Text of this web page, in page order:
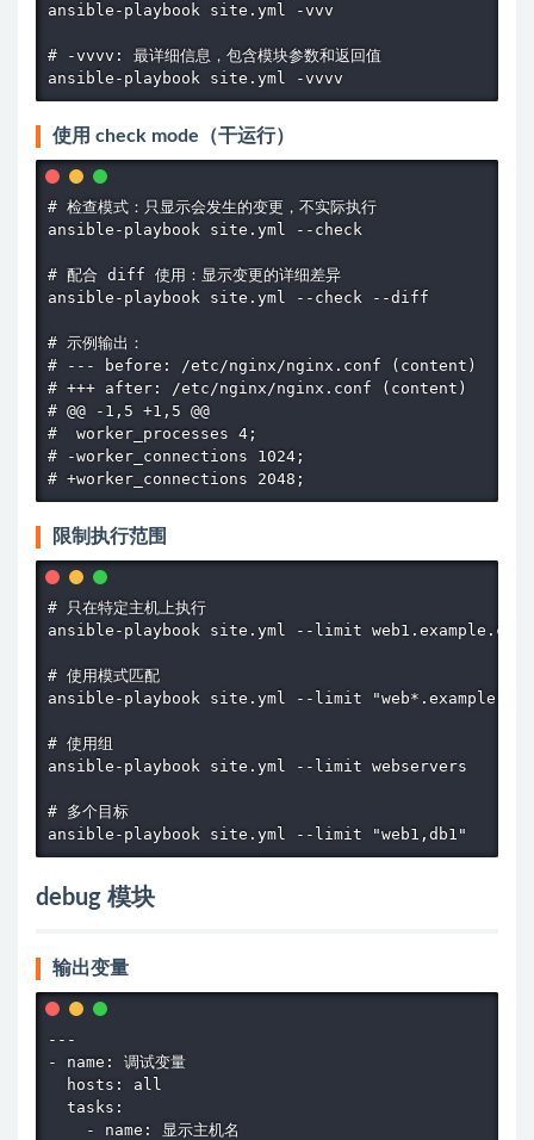
ansible-playbook site.yml -vvv
# -vvvv: 最详细信息，包含模块参数和返回值
ansible-playbook site.yml -vvvv
使用 check mode（干运行）
# 检查模式：只显示会发生的变更，不实际执行
ansible-playbook site.yml --check
# 配合 diff 使用：显示变更的详细差异
ansible-playbook site.yml --check --diff
# 示例输出：
# --- before: /etc/nginx/nginx.conf (content)
# +++ after: /etc/nginx/nginx.conf (content)
# @@ -1,5 +1,5 @@
#  worker_processes 4;
# -worker_connections 1024;
# +worker_connections 2048;
限制执行范围
# 只在特定主机上执行
ansible-playbook site.yml --limit web1.example.com
# 使用模式匹配
ansible-playbook site.yml --limit
# 使用组
ansible-playbook site.yml --limit webservers
# 多个目标
ansible-playbook site.yml --limit "web1,db1"
debug 模块
输出变量
---
- name: 调试变量
  hosts: all
  tasks:
    - name: 显示主机名